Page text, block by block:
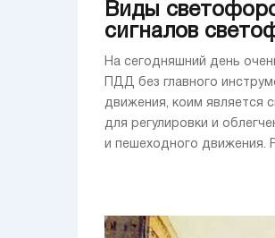
Виды
сигналов
На сегодняшний день
ПДД без главного
движения, коим является
для регулировки и
и пешеходного движения.